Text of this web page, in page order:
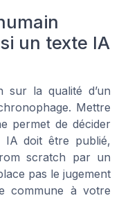
un texte IA
sur la qualité d’un
Mettre
permet de décider
IA doit être publié,
scratch par un
pas le jugement
commune à votre